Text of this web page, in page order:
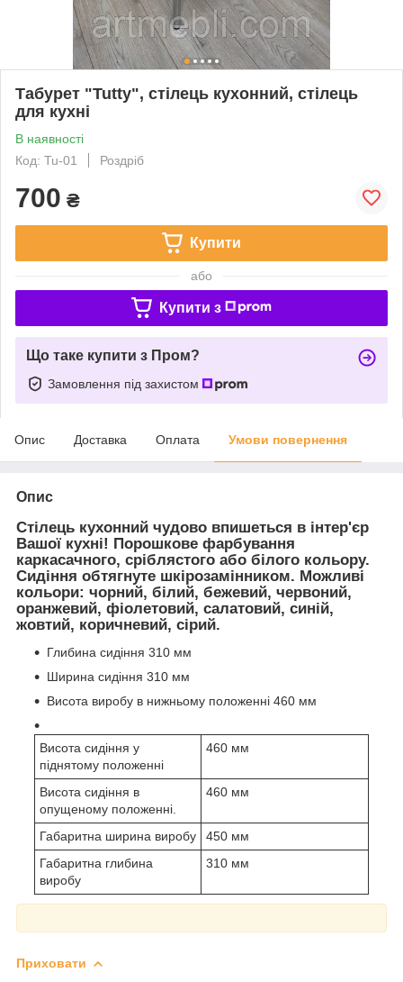
Табурет "Tutty", стілець кухонний, стілець
для кухні
В наявності
Код: Tu-01
Роздріб
700 ₴
Купити
або
Купити з
Що таке купити з Пром?
Замовлення під захистом
Опис Доставка Оплата Умови повернення
Опис
Стілець кухонний чудово впишеться в інтер'єр
Вашої кухні! Порошкове фарбування
каркасачного, сріблястого або білого кольору.
Сидіння обтягнуте шкірозамінником. Можливі
кольори: чорний, білий, бежевий, червоний,
оранжевий, фіолетовий, салатовий, синій,
жовтий, коричневий, сірий.
Глибина сидіння 310 мм
Ширина сидіння 310 мм
Висота виробу в нижньому положенні 460 мм
Висота сидіння у
піднятому положенні
460 мм
Висота сидіння в
опущеному положенні.
460 мм
Габаритна ширина виробу
450 мм
Габаритна глибина
виробу
310 мм
Приховати